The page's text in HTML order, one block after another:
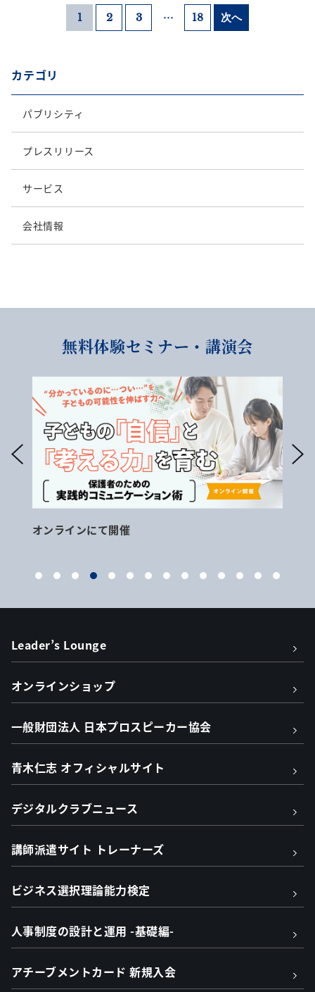
1 2 3 … 18 次へ
カテゴリ
パブリシティ
プレスリリース
サービス
会社情報
無料体験セミナー・講演会
オンラインにて開催
Leader’s Lounge
オンラインショップ
一般財団法人 日本プロスピーカー協会
青木仁志 オフィシャルサイト
デジタルクラブニュース
講師派遣サイト トレーナーズ
ビジネス選択理論能力検定
人事制度の設計と運用 -基礎編-
アチーブメントカード 新規入会